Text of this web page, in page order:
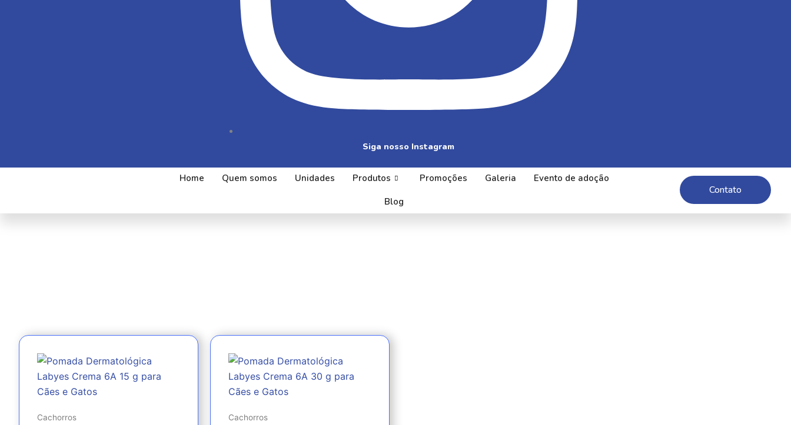
Siga nosso Instagram
Home Quem somos Unidades Produtos Promoções Galeria
Evento de adoção
Blog
Contato
Cachorros Cachorros